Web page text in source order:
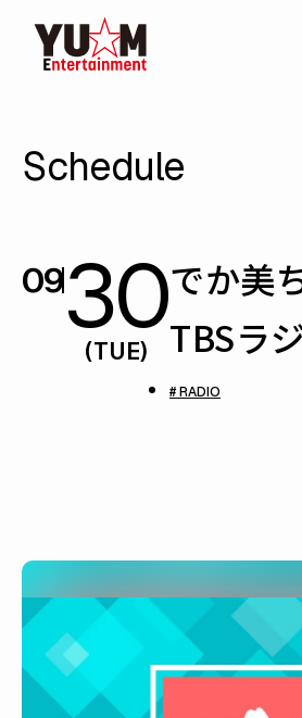
Schedule
0930
(TUE)
でか美
TBSラ
# RADIO